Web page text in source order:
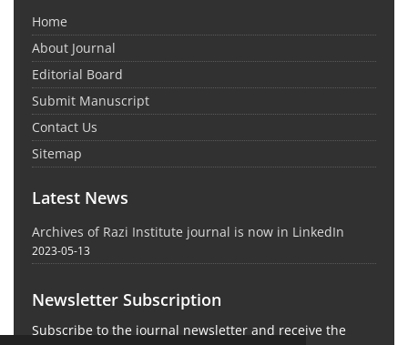
Home
About Journal
Editorial Board
Submit Manuscript
Contact Us
Sitemap
Latest News
Archives of Razi Institute journal is now in LinkedIn
2023-05-13
Newsletter Subscription
Subscribe to the journal newsletter and receive the